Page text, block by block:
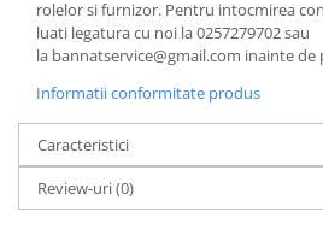
rolelor si furnizor. Pentru intocmirea
luati legatura cu noi la 0257279702 sau
la bannatservice@gmail.com inainte de
Informatii conformitate produs
Caracteristici
Review-uri(0)